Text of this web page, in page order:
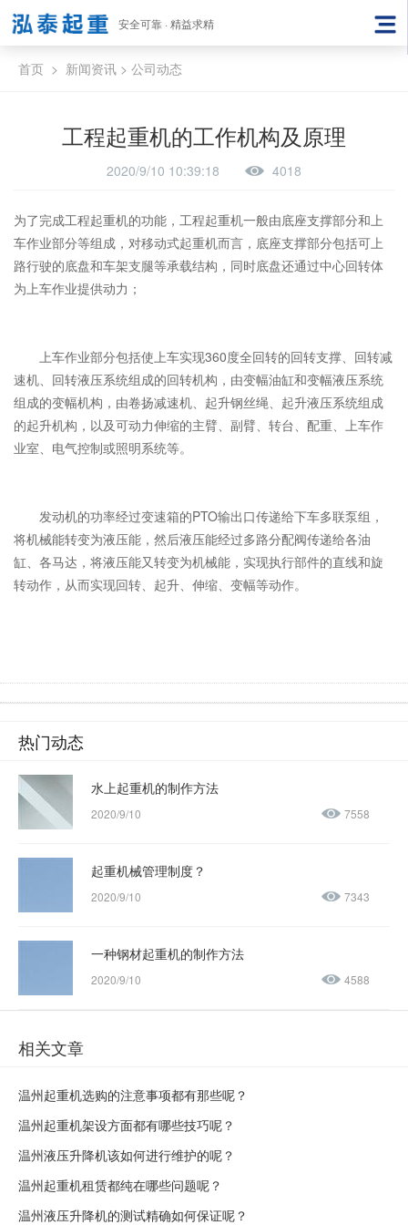
安全可靠 · 精益求精
首页 > 新闻资讯 > 公司动态
工程起重机的工作机构及原理
2020/9/10 10:39:18 4018
为了完成工程起重机的功能，工程起重机一般由底座支撑部分和上
车作业部分等组成，对移动式起重机而言，底座支撑部分包括可上
路行驶的底盘和车架支腿等承载结构，同时底盘还通过中心回转体
为上车作业提供动力；
上车作业部分包括使上车实现360度全回转的回转支撑、回转减
速机、回转液压系统组成的回转机构，由变幅油缸和变幅液压系统
组成的变幅机构，由卷扬减速机、起升钢丝绳、起升液压系统组成
的起升机构，以及可动力伸缩的主臂、副臂、转台、配重、上车作
业室、电气控制或照明系统等。
发动机的功率经过变速箱的PTO输出口传递给下车多联泵组，
将机械能转变为液压能，然后液压能经过多路分配阀传递给各油
缸、各马达，将液压能又转变为机械能，实现执行部件的直线和旋
转动作，从而实现回转、起升、伸缩、变幅等动作。
热门动态
水上起重机的制作方法
2020/9/10 7558
起重机械管理制度？
2020/9/10 7343
一种钢材起重机的制作方法
2020/9/10 4588
相关文章
温州起重机选购的注意事项都有那些呢？
温州起重机架设方面都有哪些技巧呢？
温州液压升降机该如何进行维护的呢？
温州起重机租赁都纯在哪些问题呢？
温州液压升降机的测试精确如何保证呢？